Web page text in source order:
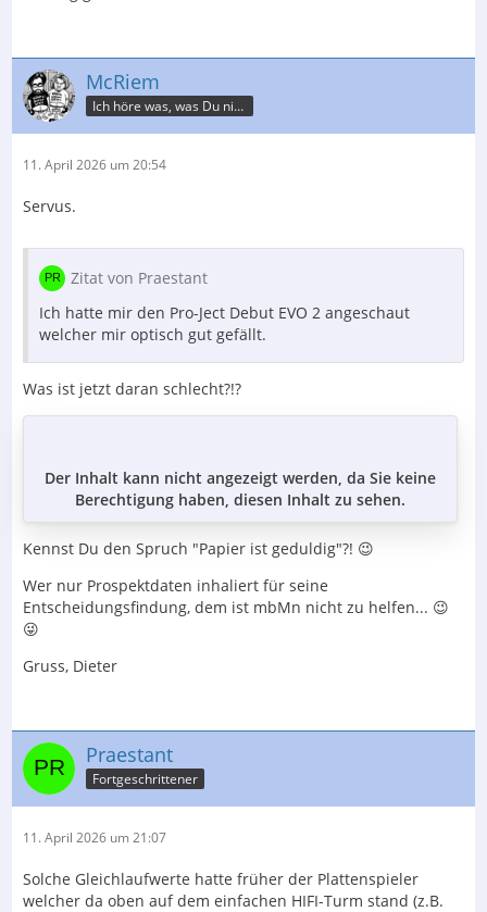
McRiem
Ich höre was, was Du nicht misst.
11. April 2026 um 20:54
Servus.
Zitat von Praestant
Ich hatte mir den Pro-Ject Debut EVO 2 angeschaut
welcher mir optisch gut gefällt.
Was ist jetzt daran schlecht?!?
Der Inhalt kann nicht angezeigt werden, da Sie keine
Berechtigung haben, diesen Inhalt zu sehen.
Kennst Du den Spruch "Papier ist geduldig"?! 😉
Wer nur Prospektdaten inhaliert für seine
Entscheidungsfindung, dem ist mbMn nicht zu helfen... 😉
😜
Gruss, Dieter
Praestant
Fortgeschrittener
11. April 2026 um 21:07
Solche Gleichlaufwerte hatte früher der Plattenspieler
welcher da oben auf dem einfachen HIFI-Turm stand (z.B.